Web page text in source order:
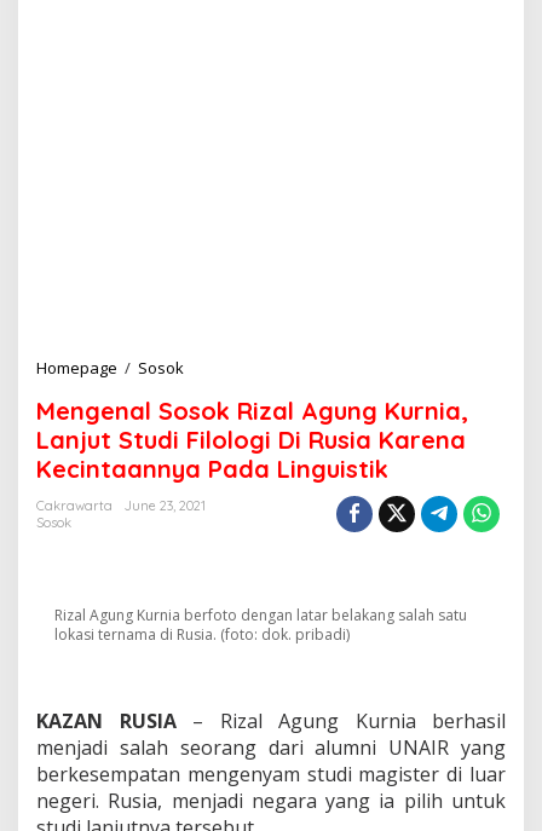
Homepage / Sosok
n
g
e
n
a
o
k
A
g
u
n
Mengenal Sosok Rizal Agung Kurnia,
Lanjut Studi Filologi Di Rusia Karena
Kecintaannya Pada Linguistik
Cakrawarta
June 23, 2021
Sosok
Rizal Agung Kurnia berfoto dengan latar belakang salah satu
lokasi ternama di Rusia. (foto: dok. pribadi)
KAZAN RUSIA– Rizal Agung Kurnia berhasil
menjadi salah seorang dari alumni UNAIR yang
berkesempatan mengenyam studi magister di luar
negeri. Rusia, menjadi negara yang ia pilih untuk